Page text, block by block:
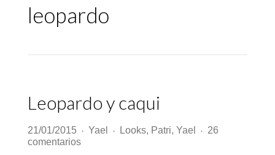
leopardo
Leopardo y caqui
21/01/2015 ♦ Yael ♦ Looks, Patri, Yael ♦
26
comentariosen